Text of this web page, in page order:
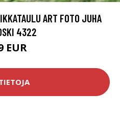
ART FOTO JUHA
4322
EUR